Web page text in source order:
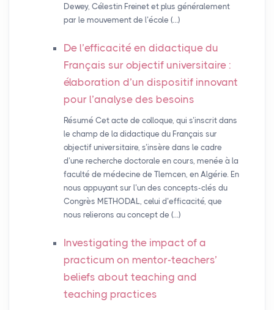
Dewey, Célestin Freinet et plus généralement
par le mouvement de l’école (…)
De l’efficacité en didactique du
Français sur objectif universitaire :
élaboration d’un dispositif innovant
pour l’analyse des besoins
Résumé Cet acte de colloque, qui s’inscrit dans
le champ de la didactique du Français sur
objectif universitaire, s’insère dans le cadre
d’une recherche doctorale en cours, menée à la
faculté de médecine de Tlemcen, en Algérie. En
nous appuyant sur l’un des concepts-clés du
Congrès METHODAL, celui d’efficacité, que
nous relierons au concept de (…)
Investigating the impact of a
practicum on mentor-teachers’
beliefs about teaching and
teaching practices